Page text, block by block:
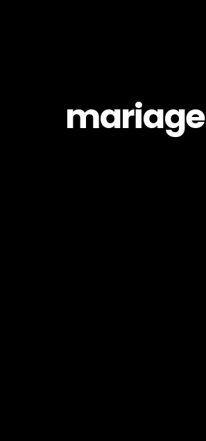
mariage